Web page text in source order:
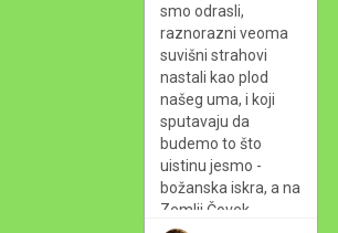
smo odrasli,
raznorazni veoma
suvišni strahovi
nastali kao plod
našeg uma, i koji
sputavaju da
budemo to što
uistinu jesmo -
božanska iskra, a na
Zemlji Čovek.